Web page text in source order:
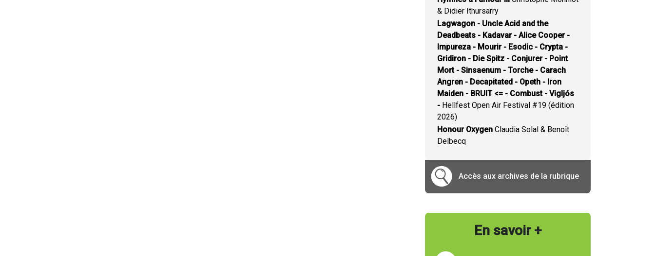
& Didier Ithursarry
Lagwagon - Uncle Acid and the
Deadbeats - Kadavar - Alice Cooper -
Impureza - Mourir - Esodic - Crypta -
Gridiron - Die Spitz - Conjurer - Point
Mort - Sinsaenum - Torche - Carach
Angren - Decapitated - Opeth - Iron
Maiden - BRUIT <= - Combust - Vigljós
- Hellfest Open Air Festival #19 (édition
2026)
Honour Oxygen Claudia Solal & Benoît
Delbecq
Accès aux archives de la rubrique
En savoir +